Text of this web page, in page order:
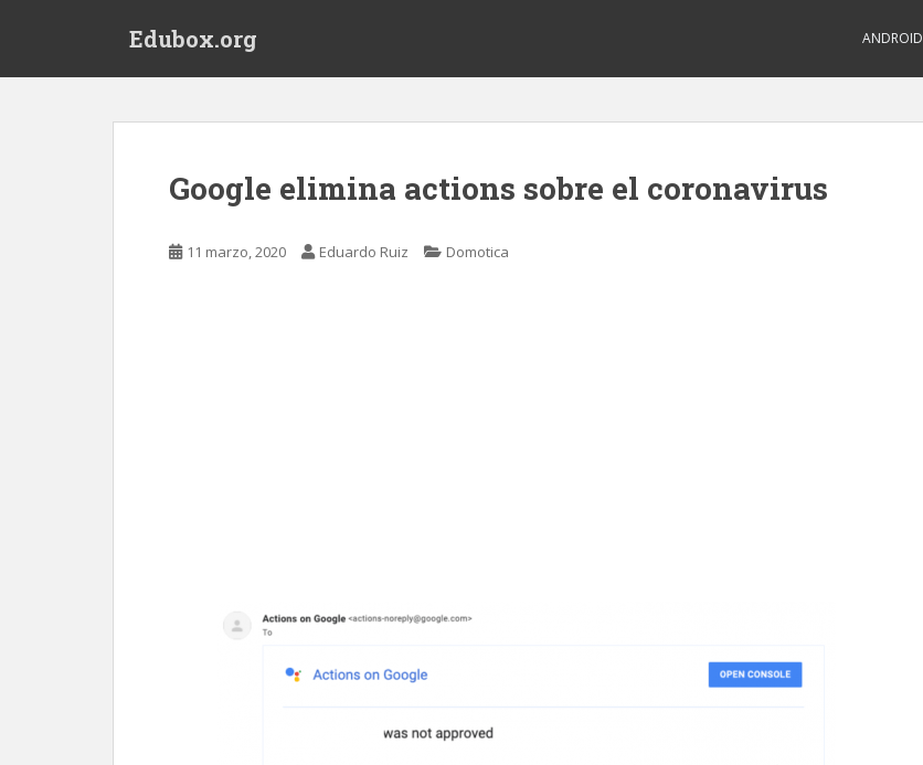
Edubox.org ANDROID
Google elimina actions sobre el coronavirus
11 marzo, 2020 Eduardo Ruiz Domotica